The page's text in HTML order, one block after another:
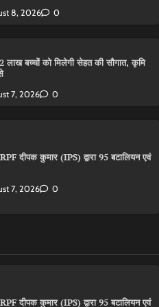
8, 2026 0
लाख बच्चों को मिलेगी सेहत की सौगात, कृमि
7, 2026 0
दीपक कुमार (IPS) द्वारा 95 बटालियन एवं
7, 2026 0
दीपक कुमार (IPS) द्वारा 95 बटालियन एवं